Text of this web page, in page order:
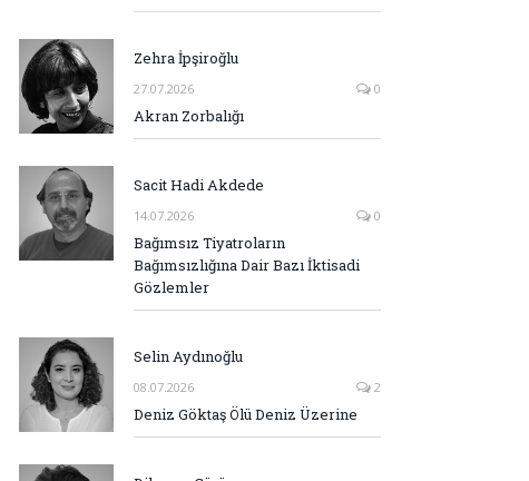
Zehra İpşiroğlu
27.07.2026 0
Akran Zorbalığı
Sacit Hadi Akdede
14.07.2026 0
Bağımsız Tiyatroların
Bağımsızlığına Dair Bazı İktisadi
Gözlemler
Selin Aydınoğlu
08.07.2026 2
Deniz Göktaş Ölü Deniz Üzerine